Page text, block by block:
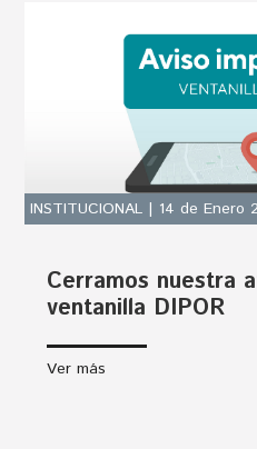
INSTITUCIONAL | 14 de Enero
Cerramos nuestra
ventanilla DIPOR
Ver más